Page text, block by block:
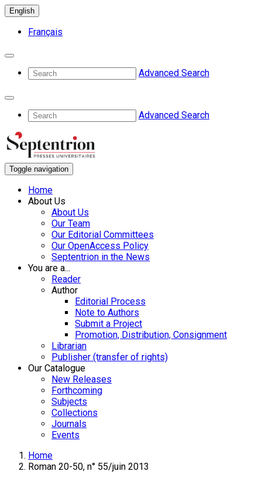
English
Français
Advanced Search
Advanced Search
Toggle navigation
Home
About Us
About Us
Our Team
Our Editorial Committees
Our OpenAccess Policy
Septentrion in the News
You are a...
Reader
Author
Editorial Process
Note to Authors
Submit a Project
Promotion, Distribution, Consignment
Librarian
Publisher (transfer of rights)
Our Catalogue
New Releases
Forthcoming
Subjects
Collections
Journals
Events
Home
Roman 20-50, n° 55/juin 2013